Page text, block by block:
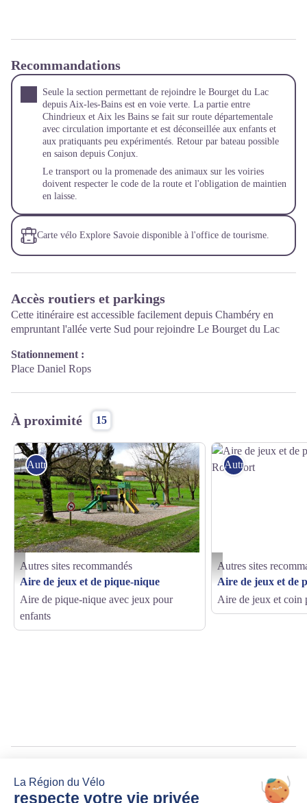
Recommandations
Seule la section permettant de rejoindre le Bourget du Lac
depuis Aix-les-Bains est en voie verte. La partie entre
Chindrieux et Aix les Bains se fait sur route départementale
avec circulation importante et est déconseillée aux enfants et
aux pratiquants peu expérimentés. Retour par bateau possible
en saison depuis Conjux.
Le transport ou la promenade des animaux sur les voiries
doivent respecter le code de la route et l'obligation de maintien
en laisse.
Carte vélo Explore Savoie disponible à l'office de tourisme.
Accès routiers et parkings
Cette itinéraire est accessible facilement depuis Chambéry en
empruntant l'allée verte Sud pour rejoindre Le Bourget du Lac
Stationnement :
Place Daniel Rops
À proximité 15
Aire de jeux - BBST
Autres sites recommandés
Autres sites recommandés
Aire de jeux et de pique-nique
Aire de pique-nique avec jeux pour
enfants
Aire de jeux et de pique
Autres sites
Autres sites
Aire de jeux et de
Aire de jeux et coin
Agence alpine des territoires